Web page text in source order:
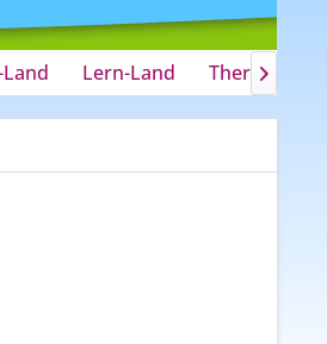
Lern-Land Therapie-
